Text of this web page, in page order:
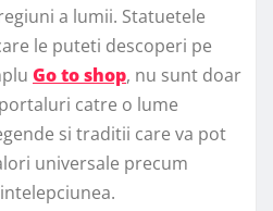
a lumii. Statuetele
le puteti descoperi pe
Go to shop, nu sunt doar
catre o lume
si traditii care va pot
universale precum